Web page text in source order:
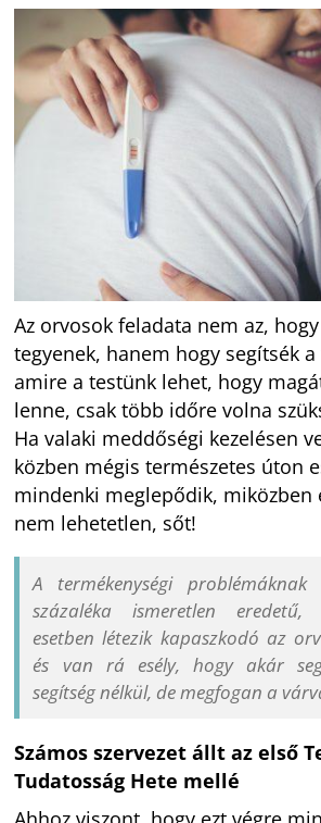
Az orvosok feladata nem az,
tegyenek, hanem hogy segítsék
amire a testünk lehet, hogy
lenne, csak több időre volna
Ha valaki meddőségi kezelésen
közben mégis természetes úton
mindenki meglepődik, miközben
nem lehetetlen, sőt!
A termékenységi problémáknak
százaléka ismeretlen
esetben létezik kapaszkodó az
és van rá esély, hogy akár
segítség nélkül, de megfogan a
Számos szervezet állt az első
Tudatosság Hete mellé